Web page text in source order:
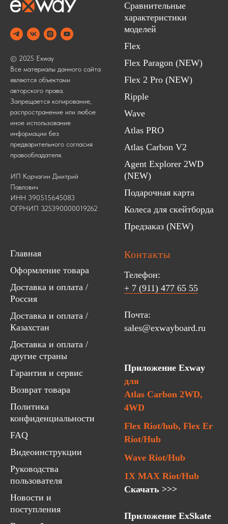
© 2025 Exway
Все материалы данного сайта
являются объектами
авторского права.
Запрещается копирование,
распространение или любое
иное использование
информации без
предварительного согласия
правообладателя.
ИП Корчагин Дмитрий
Павлович
ИНН 390515645083
ОГРНИП 325390000019262
Сравнительные
характеристики
моделей
Flex
Flex Paragon (NEW)
Flex 2 Pro (NEW)
Ripple
Wave
Atlas PRO
Atlas Carbon V2
Agent Explorer 2WD
(NEW)
Подарочная карта
Колеса для скейтборда
Предзаказ (NEW)
Главная
Оформление товара
Доставка и оплата /
Россия
Доставка и оплата /
Казахстан
Доставка и оплата /
другие страны
Гарантия и сервис
Возврат товара
Политика
конфиденциальности
FAQ
Видеоинструкции
Руководства
пользователя
Новости и
поступления
Контакты
Телефон:
+ 7 (911) 477 65 55
Почта:
sales@exwayboard.ru
Приложение Exway
для
Atlas Carbon 2WD,
4WD
Flex Riot/hub, Flex Er
Riot/Hub
Wave Riot/Hub
1X MAX Riot/Hub
Скачать >>>
Приложение ExSkate